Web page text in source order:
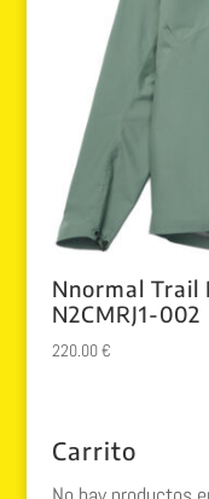
Nnormal Trail
N2CMRJ1-002
220.00€
Carrito